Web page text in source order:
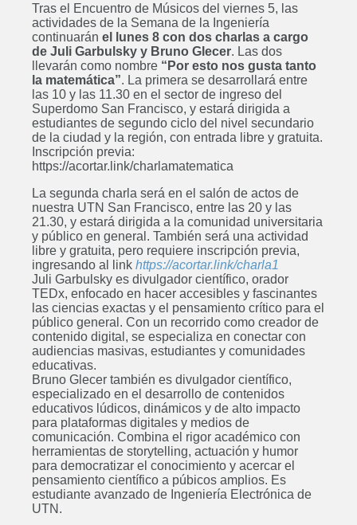
Tras el Encuentro de Músicos del viernes 5, las
actividades de la Semana de la Ingeniería
continuarán el lunes 8 con dos charlas a cargo
de Juli Garbulsky y Bruno Glecer. Las dos
llevarán como nombre “Por esto nos gusta tanto
la matemática”. La primera se desarrollará entre
las 10 y las 11.30 en el sector de ingreso del
Superdomo San Francisco, y estará dirigida a
estudiantes de segundo ciclo del nivel secundario
de la ciudad y la región, con entrada libre y gratuita.
Inscripción previa:
https://acortar.link/charlamatematica
La segunda charla será en el salón de actos de
nuestra UTN San Francisco, entre las 20 y las
21.30, y estará dirigida a la comunidad universitaria
y público en general. También será una actividad
libre y gratuita, pero requiere inscripción previa,
ingresando al link https://acortar.link/charla1
Juli Garbulsky es divulgador científico, orador
TEDx, enfocado en hacer accesibles y fascinantes
las ciencias exactas y el pensamiento crítico para el
público general. Con un recorrido como creador de
contenido digital, se especializa en conectar con
audiencias masivas, estudiantes y comunidades
educativas.
Bruno Glecer también es divulgador científico,
especializado en el desarrollo de contenidos
educativos lúdicos, dinámicos y de alto impacto
para plataformas digitales y medios de
comunicación. Combina el rigor académico con
herramientas de storytelling, actuación y humor
para democratizar el conocimiento y acercar el
pensamiento científico a púbicos amplios. Es
estudiante avanzado de Ingeniería Electrónica de
UTN.